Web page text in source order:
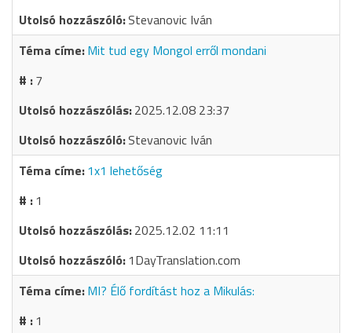
Stevanovic Iván
Mit tud egy Mongol erről mondani
7
2025.12.08 23:37
Stevanovic Iván
1x1 lehetőség
1
2025.12.02 11:11
1DayTranslation.com
MI? Élő fordítást hoz a Mikulás:
1